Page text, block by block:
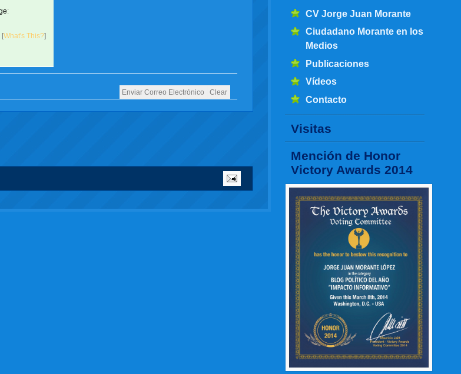
CV Jorge Juan Morante
Ciudadano Morante en los
Medios
Publicaciones
Vídeos
Contacto
Visitas
Mención de Honor
Victory Awards 2014
:
[What's This?]